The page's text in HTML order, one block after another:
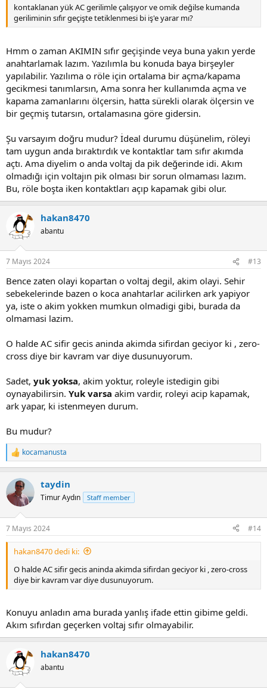
kontaklanan yük AC gerilimle çalışıyor ve omik değilse kumanda
geriliminin sıfır geçişte tetiklenmesi bi iş'e yarar mı?
Hmm o zaman AKIMIN sıfır geçişinde veya buna yakın yerde
anahtarlamak lazım. Yazılımla bu konuda baya birşeyler
yapılabilir. Yazılıma o röle için ortalama bir açma/kapama
gecikmesi tanımlarsın, Ama sonra her kullanımda açma ve
kapama zamanlarını ölçersin, hatta sürekli olarak ölçersin ve
bir geçmiş tutarsın, ortalamasına göre gidersin.
Şu varsayım doğru mudur? İdeal durumu düşünelim, röleyi
tam uygun anda bıraktırdık ve kontaktlar tam sıfır akımda
açtı. Ama diyelim o anda voltaj da pik değerinde idi. Akım
olmadığı için voltajın pik olması bir sorun olmaması lazım.
Bu, röle boşta iken kontaktları açıp kapamak gibi olur.
hakan8470
abantu
7 Mayıs 2024 #13
Bence zaten olayi kopartan o voltaj degil, akim olayi. Sehir
sebekelerinde bazen o koca anahtarlar acilirken ark yapiyor
ya, iste o akim yokken mumkun olmadigi gibi, burada da
olmamasi lazim.
O halde AC sifir gecis aninda akimda sifirdan geciyor ki , zero-
cross diye bir kavram var diye dusunuyorum.
Sadet, yuk yoksa, akim yoktur, roleyle istedigin gibi
oynayabilirsin. Yuk varsa akim vardir, roleyi acip kapamak,
ark yapar, ki istenmeyen durum.
Bu mudur?
R
e
c
t
i
s
:
kocamanusta
taydin
Timur Aydın Staff member
7 Mayıs 2024 #14
hakan8470 dedi ki:
O halde AC sifir gecis aninda akimda sifirdan geciyor ki , zero-cross
diye bir kavram var diye dusunuyorum.
Konuyu anladın ama burada yanlış ifade ettin gibime geldi.
Akım sıfırdan geçerken voltaj sıfır olmayabilir.
hakan8470
abantu